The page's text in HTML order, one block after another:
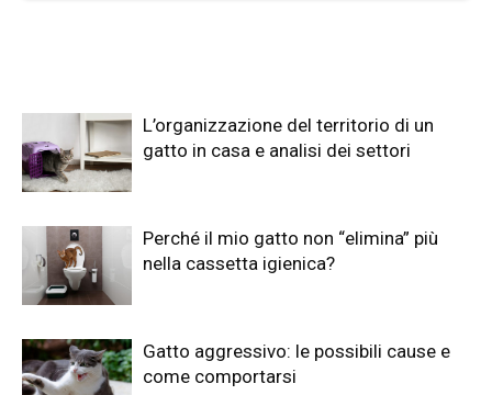
L’organizzazione del territorio di un
gatto in casa e analisi dei settori
Perché il mio gatto non “elimina” più
nella cassetta igienica?
Gatto aggressivo: le possibili cause e
come comportarsi